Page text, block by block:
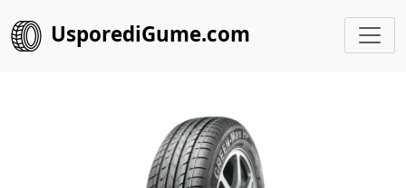
UsporediGume.com